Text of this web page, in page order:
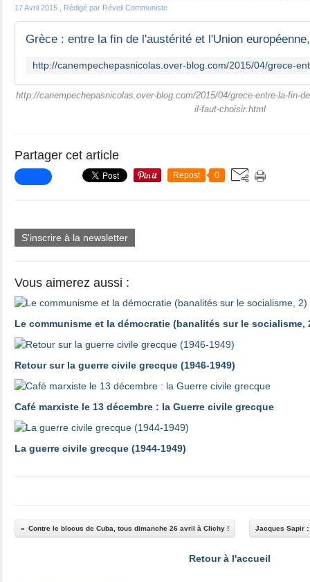
17 Avril 2015 , Rédigé par Réveil Communiste
http://canempechepasnicolas.over-blog.com/2015/04/grece-entre-la-fin-
il-faut-choisir.html
Partager cet article
Repost 0
S'inscrire à la newsletter
Vous aimerez aussi :
Le communisme et la démocratie (banalités sur le socialisme,
Retour sur la guerre civile grecque (1946-1949)
Café marxiste le 13 décembre : la Guerre civile grecque
La guerre civile grecque (1944-1949)
Contre le blocus de Cuba, tous dimanche 26 avril à Clichy ! Jacques Sapir
Retour à l'accueil